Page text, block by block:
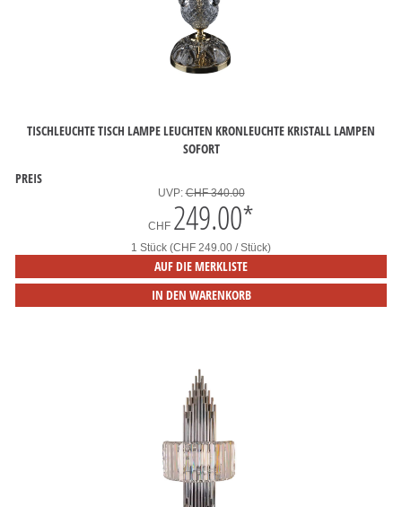
TISCHLEUCHTE TISCH LAMPE LEUCHTEN KRONLEUCHTE KRISTALL LAMPEN
SOFORT
PREIS
UVP:CHF 340.00
CHF 249.00*
1 Stück (CHF 249.00 / Stück)
AUF DIE MERKLISTE
IN DEN WARENKORB